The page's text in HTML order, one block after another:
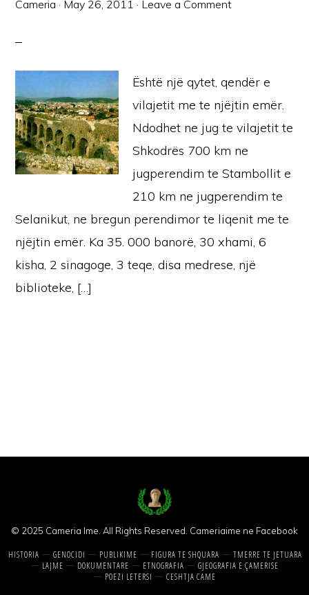
Cameria · May 26, 2011 · Leave a Comment
Është një qytet, qendër e
vilajetit me te njëjtin emër.
Ndodhet ne jug te vilajetit te
Shkodrës 700 km ne
jugperendim te Stambollit e
210 km ne jugperendim te
Selanikut, ne bregun perendimor te liqenit me te
njëjtin emër. Ka 35. 000 banorë, 30 xhami, 6
kisha, 2 sinagoge, 3 teqe, disa medrese, një
biblioteke, […]
© 2025 Cameria Ime. All Rights Reserved. Cameriaime ne Facebook
HISTORIA GENOCIDI PUBLIKIME FIGURA TE SHQUARA
TMERRE TE JETUARA
LAJME
DOKUMENTARE ETNOGRAFIA
GJEOGRAFIA E ÇAMERISE
POEZI LETERSI
CESHTJA CAME